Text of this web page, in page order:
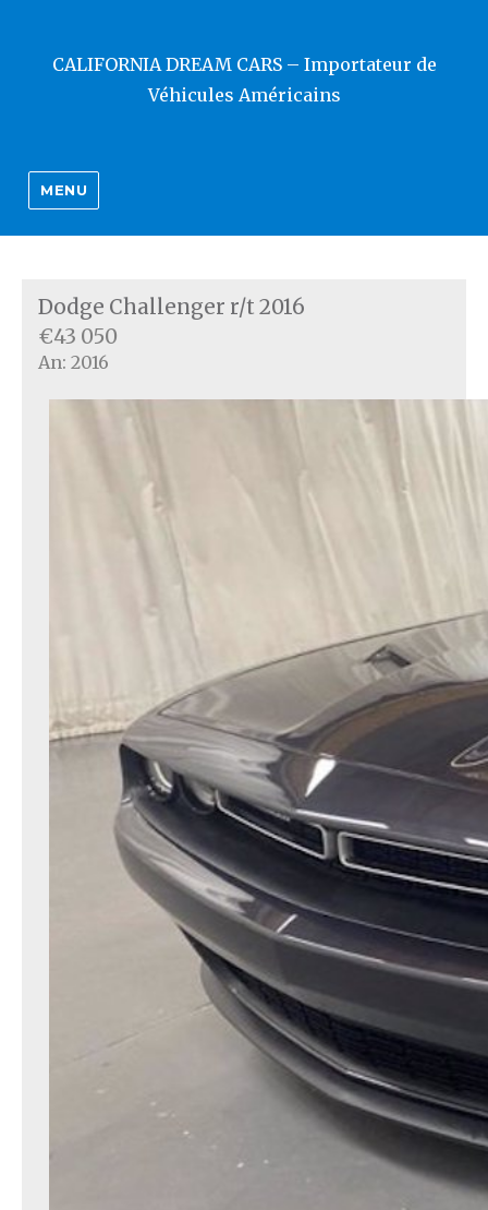
CALIFORNIA DREAM CARS – Importateur de
Véhicules Américains
MENU
Dodge Challenger r/t 2016
€43 050
An: 2016